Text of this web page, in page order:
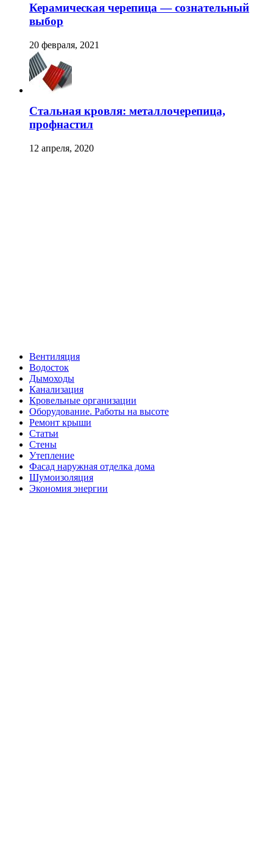
Керамическая черепица — сознательный
выбор
20 февраля, 2021
Стальная кровля: металлочерепица,
профнастил
12 апреля, 2020
Вентиляция
Водосток
Дымоходы
Канализация
Кровельные организации
Оборудование. Работы на высоте
Ремонт крыши
Статьи
Стены
Утепление
Фасад наружная отделка дома
Шумоизоляция
Экономия энергии